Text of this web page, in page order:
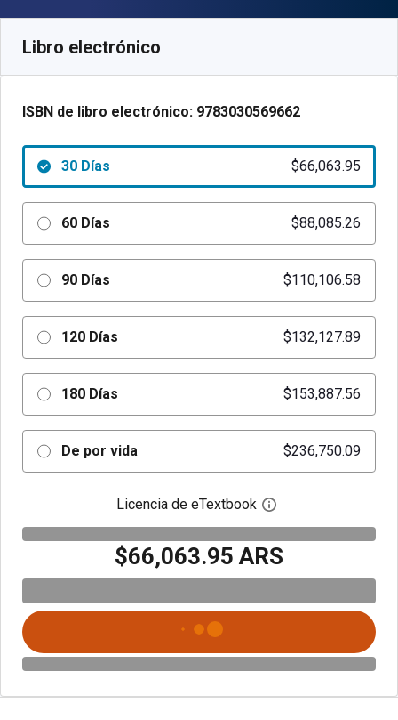
Libro electrónico
ISBN de libro electrónico: 9783030569662
30 Días $66,063.95
60 Días $88,085.26
90 Días $110,106.58
120 Días $132,127.89
180 Días $153,887.56
De por vida $236,750.09
Licencia de eTextbook Abre el cuadro de
$66,063.95 ARS